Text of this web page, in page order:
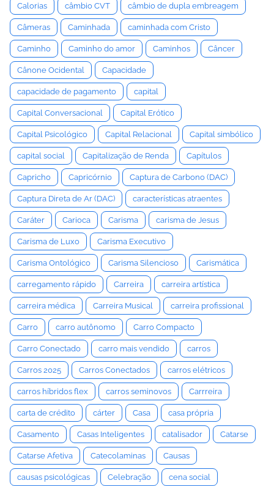
Calorias câmbio CVT câmbio de dupla embreagem
Câmeras Caminhada caminhada com Cristo
Caminho Caminho do amor Caminhos Câncer
Cânone Ocidental Capacidade
capacidade de pagamento capital
Capital Conversacional Capital Erótico
Capital Psicológico Capital Relacional Capital simbólico
capital social Capitalização de Renda Capítulos
Capricho Capricórnio Captura de Carbono (DAC)
Captura Direta de Ar (DAC) características atraentes
Caráter Carioca Carisma carisma de Jesus
Carisma de Luxo Carisma Executivo
Carisma Ontológico Carisma Silencioso Carismática
carregamento rápido Carreira carreira artística
carreira médica Carreira Musical carreira profissional
Carro carro autônomo Carro Compacto
Carro Conectado carro mais vendido carros
Carros 2025 Carros Conectados carros elétricos
carros híbridos flex carros seminovos Carrreira
carta de crédito cárter Casa casa própria
Casamento Casas Inteligentes catalisador Catarse
Catarse Afetiva Catecolaminas Causas
causas psicológicas Celebração cena social